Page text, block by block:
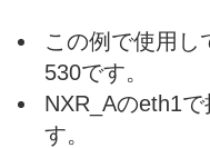
この例で使用し
530です。
NXR_Aのeth1
す。